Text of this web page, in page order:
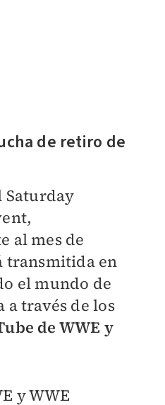
de retiro de
Saturday
al mes de
transmitida en
el mundo de
a través de los
de WWE y
y WWE